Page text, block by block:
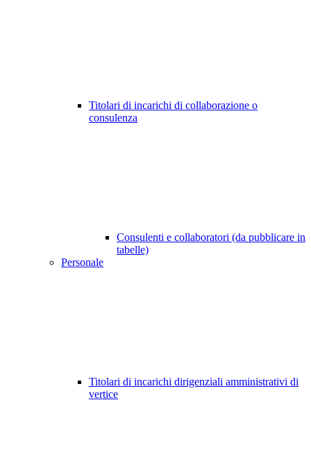
Titolari di incarichi di collaborazione o
consulenza
Consulenti e collaboratori (da pubblicare in
tabelle)
Personale
Titolari di incarichi dirigenziali amministrativi di
vertice